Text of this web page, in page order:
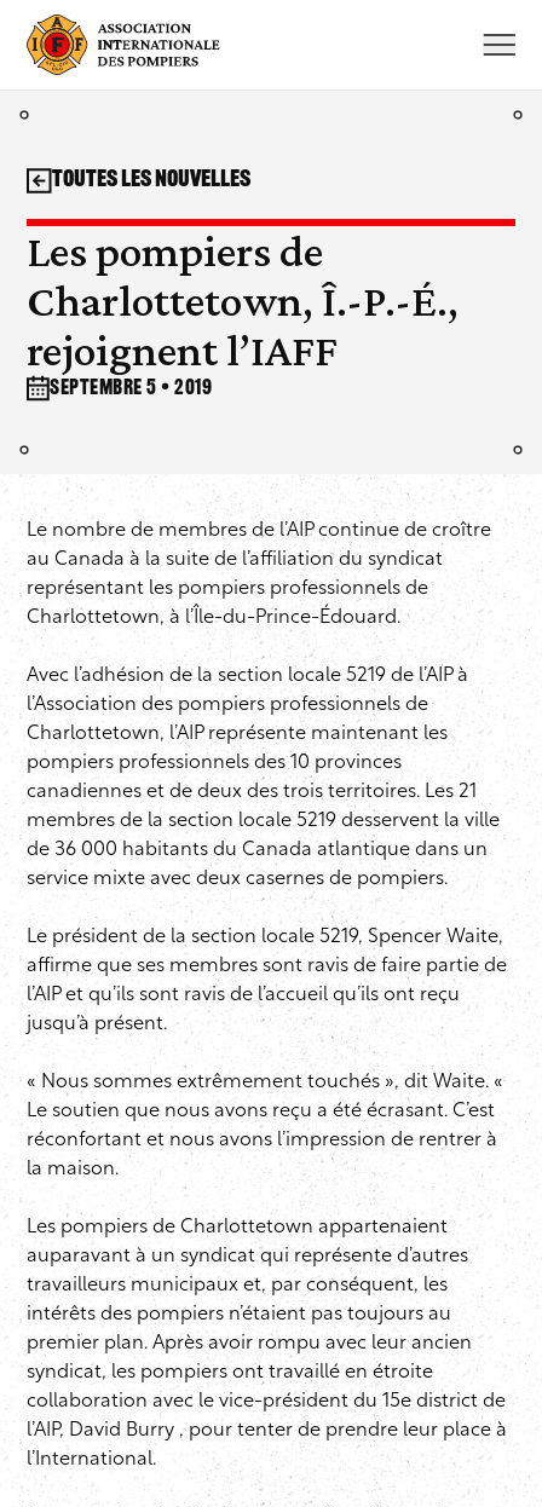
contenu
Les pompiers de
Charlottetown, Î.-P.-É.,
rejoignent l’IAFF
septembre 5 • 2019
Toutes les nouvelles
Le nombre de membres de l’AIPcontinue de croître
au Canada à la suite de l’affiliation du syndicat
représentant les pompiers professionnels de
Charlottetown, à l’Île-du-Prince-Édouard.
Avec l’adhésion de la section locale 5219 de l’AIPà
l’Association des pompiers professionnels de
Charlottetown, l’AIPreprésente maintenant les
pompiers professionnels des 10 provinces
canadiennes et de deux des trois territoires. Les 21
membres de la section locale 5219 desservent la ville
de 36 000 habitants du Canada atlantique dans un
service mixte avec deux casernes de pompiers.
Le président de la section locale 5219, Spencer Waite,
affirme que ses membres sont ravis de faire partie de
l’AIPet qu’ils sont ravis de l’accueil qu’ils ont reçu
jusqu’à présent.
« Nous sommes extrêmement touchés », dit Waite. «
Le soutien que nous avons reçu a été écrasant. C’est
réconfortant et nous avons l’impression de rentrer à
la maison.
Les pompiers de Charlottetown appartenaient
auparavant à un syndicat qui représente d’autres
travailleurs municipaux et, par conséquent, les
intérêts des pompiers n’étaient pas toujours au
premier plan. Après avoir rompu avec leur ancien
syndicat, les pompiers ont travaillé en étroite
collaboration avec le vice-président du 15e district de
l’AIP, David Burry , pour tenter de prendre leur place à
l’International.